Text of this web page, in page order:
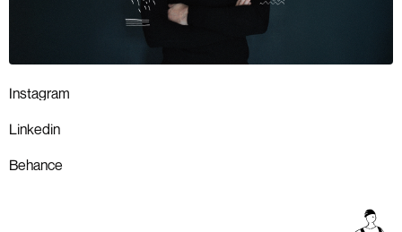
Instagram
Linkedin
Behance